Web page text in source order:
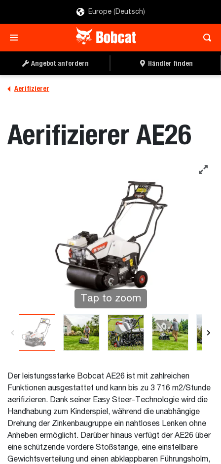
Europe (Deutsch)
Angebot anfordern Händler finden
Aerifizierer
Aerifizierer AE26
Tap to zoom
Der leistungsstarke Bobcat AE26 ist mit zahlreichen
Funktionen ausgestattet und kann bis zu 3 716 m2/Stunde
aerifizieren. Dank seiner Easy Steer-Technologie wird die
Handhabung zum Kinderspiel, während die unabhängige
Drehung der Zinkenbaugruppe ein nahtloses Lenken ohne
Anheben ermöglicht. Darüber hinaus verfügt der AE26 über
eine schützende vordere Stoßstange, eine einstellbare
Gewichtsverteilung und einen abklappbaren Führungsholm,
ANGEBOT ANFORDERN EINEN HÄNDLER FINDEN